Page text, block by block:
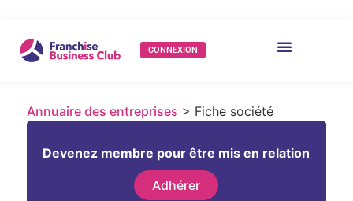
CONNEXION
Annuaire des entreprises > Fiche société
Devenez membre pour être mis en relation
Adhérer